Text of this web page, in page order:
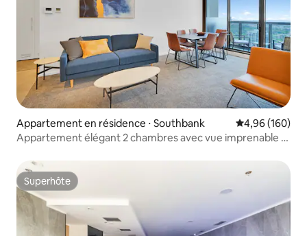
Appartement en résidence ⋅ Southbank Évaluation
4,96 (160)
Appartement élégant 2 chambres avec vue imprenable |
Superhôte
Superhôte